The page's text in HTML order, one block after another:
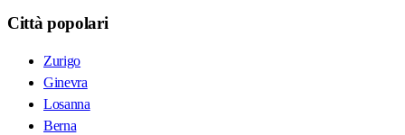
Città popolari
Zurigo
Ginevra
Losanna
Berna